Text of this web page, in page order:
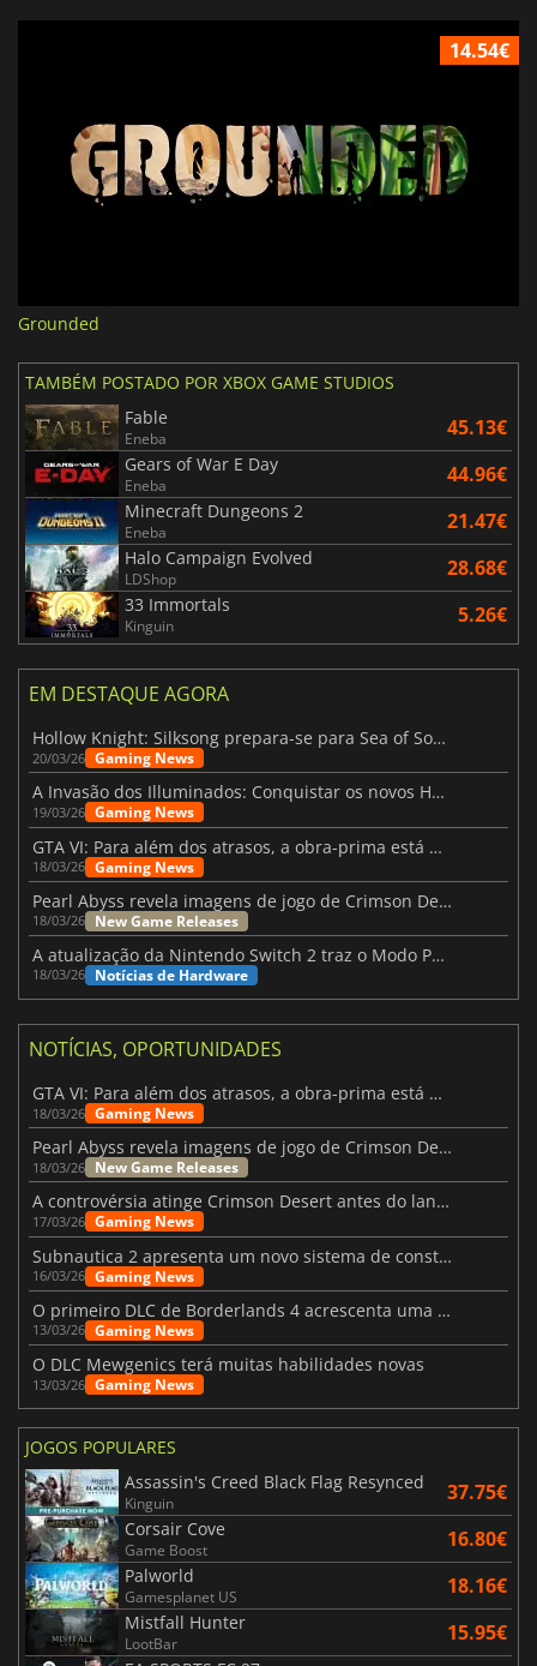
14.54€
Grounded
TAMBÉM POSTADO POR XBOX GAME STUDIOS
Fable
Eneba 45.13€
Gears of War E Day
Eneba 44.96€
Minecraft Dungeons 2
Eneba 21.47€
Halo Campaign Evolved
LDShop 28.68€
33 Immortals
Kinguin 5.26€
EM DESTAQUE AGORA
Hollow Knight: Silksong prepara-se para Sea of Sorrow com um patch
20/03/26 Gaming News
A Invasão dos Illuminados: Conquistar os novos Helldivers 2 Atualização!
19/03/26 Gaming News
GTA VI: Para além dos atrasos, a obra-prima está quase a chegar
18/03/26 Gaming News
Pearl Abyss revela imagens de jogo de Crimson Desert para a PS5
18/03/26 New Game Releases
A atualização da Nintendo Switch 2 traz o Modo Portátil aos jogos mais antigos da Switch
18/03/26 Notícias de Hardware
NOTÍCIAS, OPORTUNIDADES
GTA VI: Para além dos atrasos, a obra-prima está quase a chegar
18/03/26 Gaming News
Pearl Abyss revela imagens de jogo de Crimson Desert para a PS5
18/03/26 New Game Releases
A controvérsia atinge Crimson Desert antes do lançamento
17/03/26 Gaming News
Subnautica 2 apresenta um novo sistema de construção de bases
16/03/26 Gaming News
O primeiro DLC de Borderlands 4 acrescenta uma nova personagem e muito mais
13/03/26 Gaming News
O DLC Mewgenics terá muitas habilidades novas
13/03/26 Gaming News
JOGOS POPULARES
Assassin's Creed Black Flag Resynced
Kinguin 37.75€
Corsair Cove
Game Boost 16.80€
Palworld
Gamesplanet US 18.16€
Mistfall Hunter
LootBar 15.95€